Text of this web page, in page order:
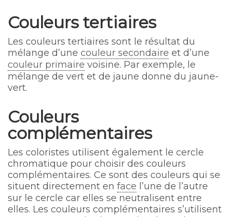
Couleurs tertiaires
Les couleurs tertiaires sont le résultat du
mélange d’une couleur secondaire et d’une
couleur primaire voisine. Par exemple, le
mélange de vert et de jaune donne du jaune-
vert.
Couleurs
complémentaires
Les coloristes utilisent également le cercle
chromatique pour choisir des couleurs
complémentaires. Ce sont des couleurs qui se
situent directement en face l’une de l’autre
sur le cercle car elles se neutralisent entre
elles. Les couleurs complémentaires s’utilisent